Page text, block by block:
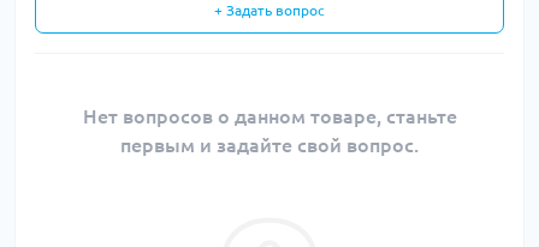
+ Задать вопрос
Нет вопросов о данном товаре, станьте
первым и задайте свой вопрос.